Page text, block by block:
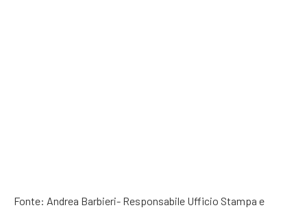
Fonte: Andrea Barbieri- Responsabile Ufficio Stampa e